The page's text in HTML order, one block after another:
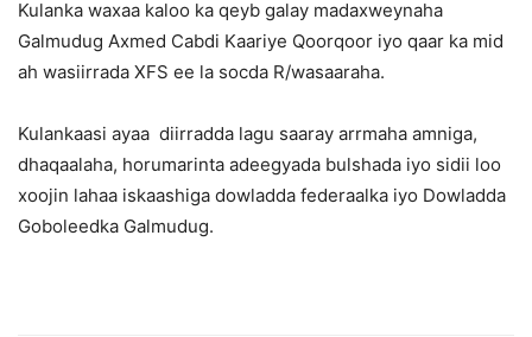
Kulanka waxaa kaloo ka qeyb galay madaxweynaha
Galmudug Axmed Cabdi Kaariye Qoorqoor iyo qaar ka mid
ah wasiirrada XFS ee la socda R/wasaaraha.
Kulankaasi ayaa diirradda lagu saaray arrmaha amniga,
dhaqaalaha, horumarinta adeegyada bulshada iyo sidii loo
xoojin lahaa iskaashiga dowladda federaalka iyo Dowladda
Goboleedka Galmudug.